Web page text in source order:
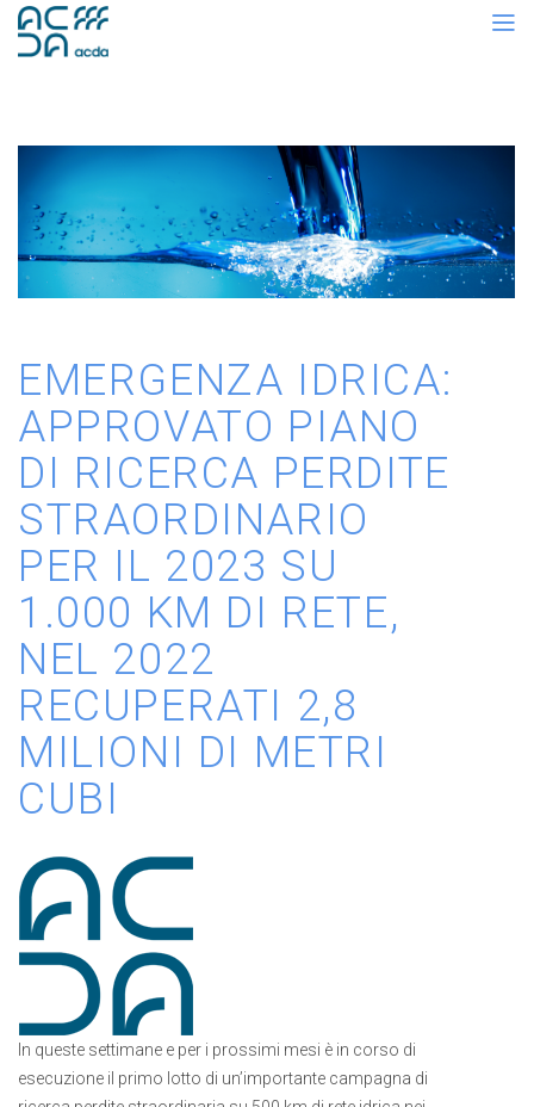
EMERGENZA IDRICA:
APPROVATO PIANO
DI RICERCA PERDITE
STRAORDINARIO
PER IL 2023 SU
1.000 KM DI RETE,
NEL 2022
RECUPERATI 2,8
MILIONI DI METRI
CUBI
In queste settimane e per i prossimi mesi è in corso di
esecuzione il primo lotto di un’importante campagna di